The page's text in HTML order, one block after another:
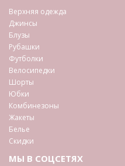
Верхняя одежда
Джинсы
Блузы
Рубашки
Футболки
Велосипедки
Шорты
Юбки
Комбинезоны
Жакеты
Белье
Скидки
МЫ В СОЦСЕТЯХ